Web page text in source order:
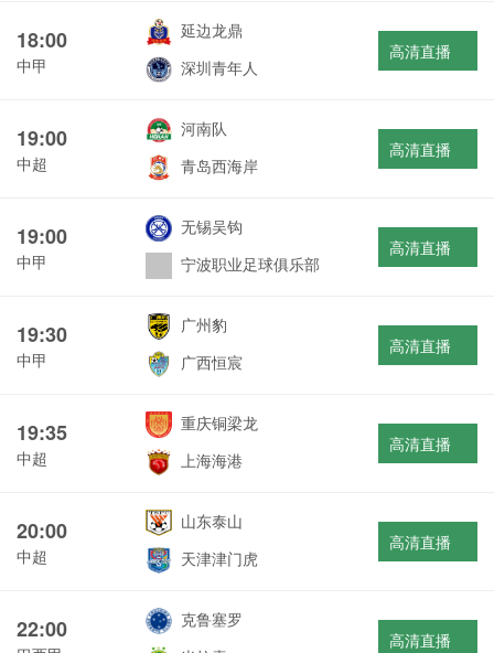
18:00
中甲
延边龙鼎
深圳青年人
高清直播
19:00
中超
河南队
青岛西海岸
高清直播
19:00
中甲
无锡吴钩
宁波职业足球俱乐部
高清直播
19:30
中甲
广州豹
广西恒宸
高清直播
19:35
中超
重庆铜梁龙
上海海港
高清直播
20:00
中超
山东泰山
天津津门虎
高清直播
22:00
克鲁塞罗
高清直播